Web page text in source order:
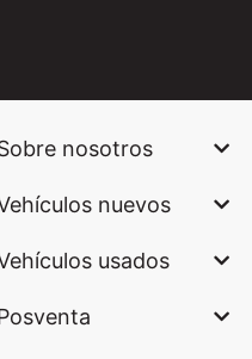
nosotros
nuevos
usados